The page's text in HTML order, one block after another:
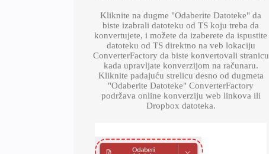
Kliknite na dugme "Odaberite Datoteke" da
biste izabrali datoteku od TS koju treba da
konvertujete, i možete da izaberete da ispustite
datoteku od TS direktno na veb lokaciju
ConverterFactory da biste konvertovali stranicu
kada upravljate konverzijom na računaru.
Kliknite padajuću strelicu desno od dugmeta
"Odaberite Datoteke" ConverterFactory
podržava online konverziju web linkova ili
Dropbox datoteka.